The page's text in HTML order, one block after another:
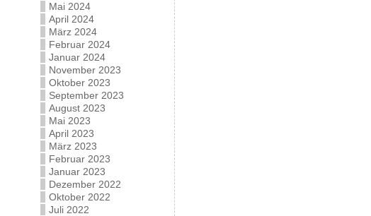
Mai 2024
April 2024
März 2024
Februar 2024
Januar 2024
November 2023
Oktober 2023
September 2023
August 2023
Mai 2023
April 2023
März 2023
Februar 2023
Januar 2023
Dezember 2022
Oktober 2022
Juli 2022